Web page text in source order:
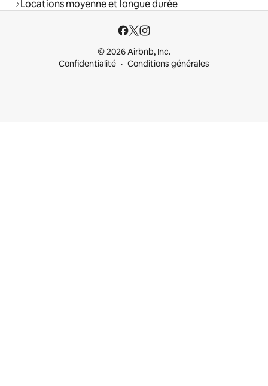
Locations moyenne et longue durée
© 2026 Airbnb, Inc.
Confidentialité
Conditions générales